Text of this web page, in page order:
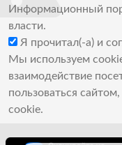
Информационный
власти.
Я прочитал(-а) и
Мы используем
взаимодействие
пользоваться
cookie.